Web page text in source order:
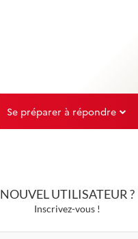
Se préparer à répondre
NOUVEL UTILISATEUR ?
Inscrivez-vous !